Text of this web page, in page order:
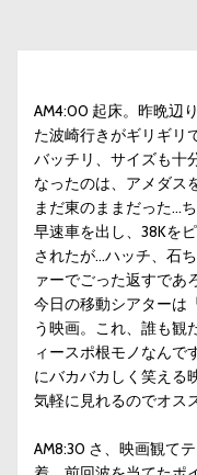
AM4:00 起床。昨晩辺
た波崎行きがギリギリ
バッチリ、サイズも十
なったのは、アメダス
まだ東のままだった…
早速車を出し、38Kを
されたが…ハッチ、石
ァーでごった返すであ
今日の移動シアターは
う映画。これ、誰も観
ィースポ根モノなんで
にバカバカしく笑える
気軽に見れるのでオス
AM8:30 さ、映画観て